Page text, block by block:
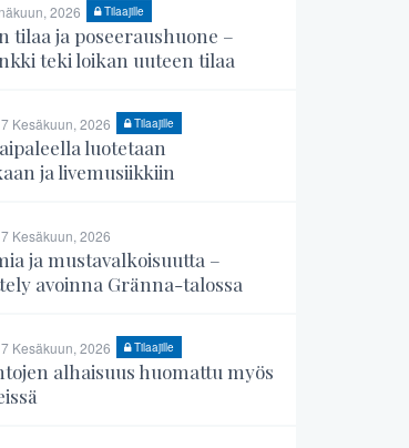
2026 Tilaajille
tilaa ja poseeraushuone –
teki loikan uuteen tilaa
Kesäkuun, 2026 Tilaajille
luotetaan
ja livemusiikkiin
Kesäkuun, 2026
ja mustavalkoisuutta –
avoinna Gränna-talossa
Kesäkuun, 2026 Tilaajille
alhaisuus huomattu myös